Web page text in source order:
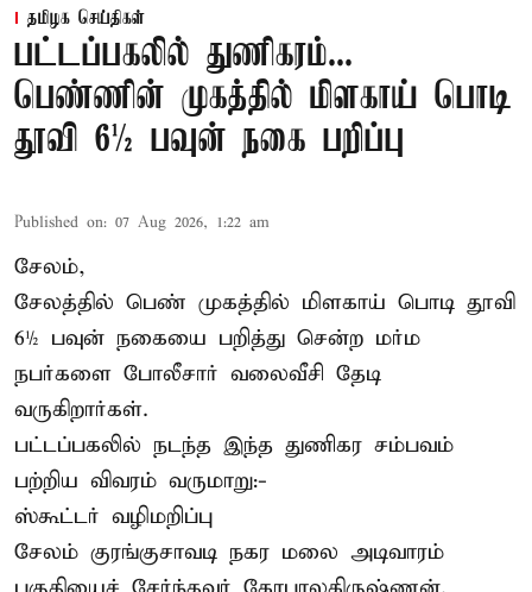
தமிழக செய்திகள்
பட்டப்பகலில் துணிகரம்...
பெண்ணின் முகத்தில் மிளகாய் பொடி
தூவி 6½ பவுன் நகை பறிப்பு
Published on: 07 Aug 2026, 1:22 am
சேலம்,
சேலத்தில் பெண் முகத்தில் மிளகாய் பொடி தூவி
6½ பவுன் நகையை பறித்து சென்ற மர்ம
நபர்களை போலீசார் வலைவீசி தேடி
வருகிறார்கள்.
பட்டப்பகலில் நடந்த இந்த துணிகர சம்பவம்
பற்றிய விவரம் வருமாறு:-
ஸ்கூட்டர் வழிமறிப்பு
சேலம் குரங்குசாவடி நகர மலை அடிவாரம்